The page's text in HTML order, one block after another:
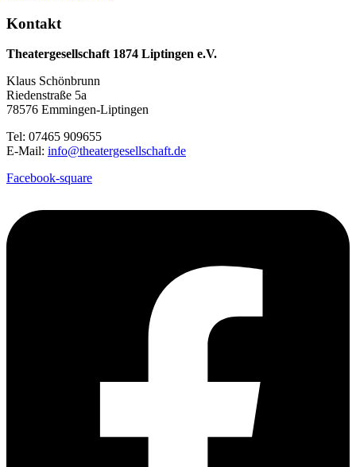
Kontakt
Theatergesellschaft 1874 Liptingen e.V.
Klaus Schönbrunn
Riedenstraße 5a
78576 Emmingen-Liptingen
Tel: 07465 909655
E-Mail: info@theatergesellschaft.de
Facebook-square